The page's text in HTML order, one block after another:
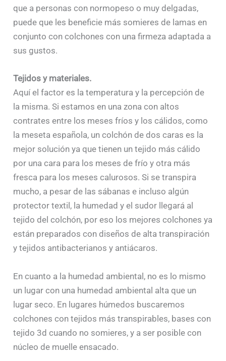
que a personas con normopeso o muy delgadas,
puede que les beneficie más somieres de lamas en
conjunto con colchones con una firmeza adaptada a
sus gustos.
Tejidos y materiales.
Aquí el factor es la temperatura y la percepción de
la misma. Si estamos en una zona con altos
contrates entre los meses fríos y los cálidos, como
la meseta española, un colchón de dos caras es la
mejor solución ya que tienen un tejido más cálido
por una cara para los meses de frío y otra más
fresca para los meses calurosos. Si se transpira
mucho, a pesar de las sábanas e incluso algún
protector textil, la humedad y el sudor llegará al
tejido del colchón, por eso los mejores colchones ya
están preparados con diseños de alta transpiración
y tejidos antibacterianos y antiácaros.
En cuanto a la humedad ambiental, no es lo mismo
un lugar con una humedad ambiental alta que un
lugar seco. En lugares húmedos buscaremos
colchones con tejidos más transpirables, bases con
tejido 3d cuando no somieres, y a ser posible con
núcleo de muelle ensacado.